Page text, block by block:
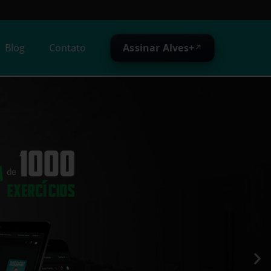
Blog Contato Assinar Alves+ ↗